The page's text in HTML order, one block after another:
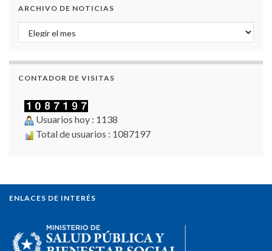
ARCHIVO DE NOTICIAS
Archivo de Noticias
CONTADOR DE VISITAS
Usuarios hoy : 1138
Total de usuarios : 1087197
ENLACES DE INTERÉS